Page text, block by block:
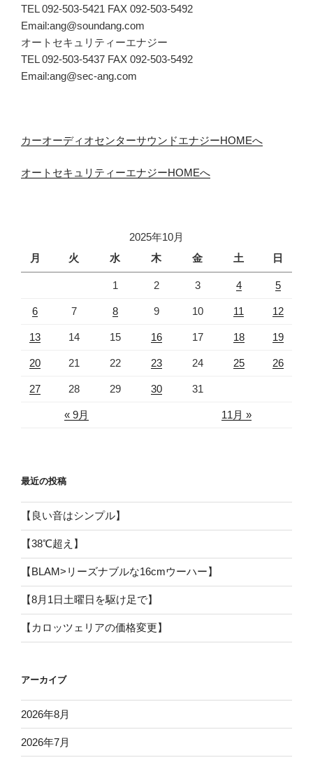
TEL 092-503-5421 FAX 092-503-5492
Email:ang@soundang.com
オートセキュリティーエナジー
TEL 092-503-5437 FAX 092-503-5492
Email:ang@sec-ang.com
カーオーディオセンターサウンドエナジーHOMEへ
オートセキュリティーエナジーHOMEへ
2025年10月
月
火 水 木 金 土 日
« 9月 11月 »
1 2 3 4 5
6 7 8 9 10 11 12
13 14 15 16 17 18 19
20 21 22 23 24 25 26
27 28 29 30 31
最近の投稿
【良い音はシンプル】
【38℃超え】
【BLAM>リーズナブルな16cmウーハー】
【8月1日土曜日を駆け足で】
【カロッツェリアの価格変更】
アーカイブ
2026年8月
2026年7月